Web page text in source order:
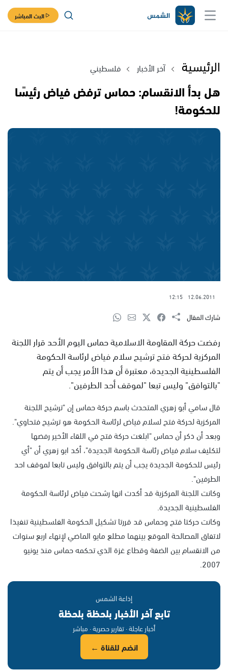
البث المباشر
الرئيسية آخر الأخبار فلسطيني
هل بدأ الانقسام: حماس ترفض فياض رئيسًا
للحكومة!
12.06.2011
12:15
شارك المقال
رفضت حركة المقاومة الاسلامية حماس اليوم الأحد قرار اللجنة
المركزية لحركة فتح ترشيح سلام فياض لرئاسة الحكومة
الفلسطينية الجديدة، معتبرة أن هذا الأمر يجب أن يتم
"بالتوافق" وليس تبعا "لموقف أحد الطرفين".
قال سامي أبو زهري المتحدث باسم حركة حماس إن "ترشيح اللجنة
المركزية لحركة فتح لسلام فياض لرئاسة الحكومة هو ترشيح فتحاوي".
وبعد أن ذكر أن حماس "ابلغت حركة فتح في اللقاء الأخير رفضها
لتكليف سلام فياض رئاسة الحكومة الجديدة"، أكد ابو زهري أن "أي
رئيس للحكومة الجديدة يجب أن يتم بالتوافق وليس تابعا لموقف احد
الطرفين".
وكانت اللجنة المركزية قد أكدت انها رشحت فياض لرئاسة الحكومة
الفلسطينية الجديدة.
وكانت حركتا فتح وحماس قد قررتا تشكيل الحكومة الفلسطينية تنفيذا
لاتفاق المصالحة الموقع بينهما مطلع مايو الماضي لإنهاء اربع سنوات
من الانقسام بين الضفة وقطاع غزة الذي تحكمه حماس منذ يونيو
2007.
إذاعة الشمس
تابع آخر الأخبار بلحظة بلحظة
أخبار عاجلة · تقارير حصرية · مباشر
انضم للقناة ←